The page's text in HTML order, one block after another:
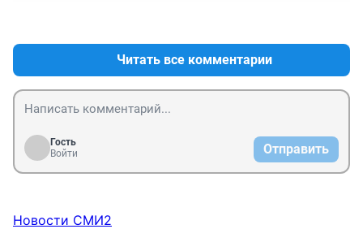
ребята, тщательней.....Читать все комментарии
Гость
Войти
Отправить
Новости СМИ2